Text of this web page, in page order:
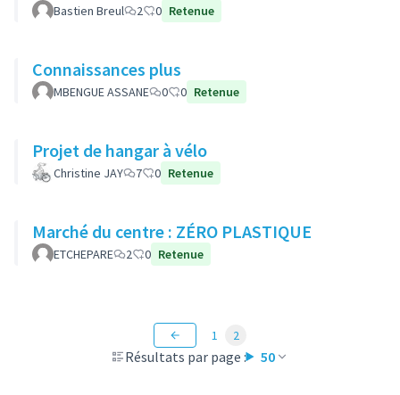
Bastien Breul 2 0 Retenue
Connaissances plus
MBENGUE ASSANE 0 0 Retenue
Projet de hangar à vélo
Christine JAY 7 0 Retenue
Marché du centre : ZÉRO PLASTIQUE
ETCHEPARE 2 0 Retenue
Résultats par page : 50
1 2